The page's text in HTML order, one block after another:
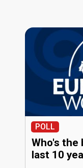
POLL
Who's the
last 10